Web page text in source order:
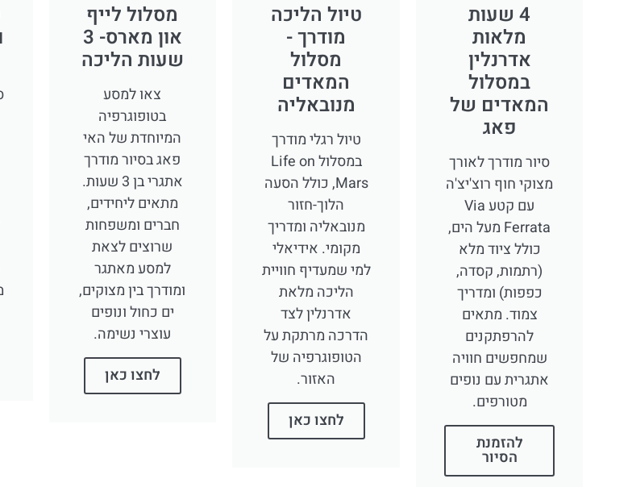
4 שעות
מלאות
אדרנלין
במסלול
המאדים של
פאג
סיור מודרך לאורך
מצוקי חוף רוצ'יצ'ה
עם קטע Via
Ferrata מעל הים,
כולל ציוד מלא
(רתמות, קסדה,
כפפות) ומדריך
צמוד. מתאים
להרפתקנים
שמחפשים חוויה
אתגרית עם נופים
מטורפים.
להזמנת
הסיור
טיול הליכה
מודרך -
מסלול
המאדים
מנובאליה
טיול רגלי מודרך
במסלול Life on
Mars, כולל הסעה
הלוך-חזור
מנובאליה ומדריך
מקומי. אידיאלי
למי שמעדיף חוויית
הליכה מלאת
אדרנלין לצד
הדרכה מרתקת על
הטופוגרפיה של
האזור.
לחצו כאן
מסלול לייף
און מארס- 3
שעות הליכה
צאו למסע
בטופוגרפיה
המיוחדת של האי
פאג בסיור מודרך
אתגרי בן 3 שעות.
מתאים ליחידים,
חברים ומשפחות
שרוצים לצאת
למסע מאתגר
ומודרך בין מצוקים,
ים כחול ונופים
עוצרי נשימה.
לחצו כאן